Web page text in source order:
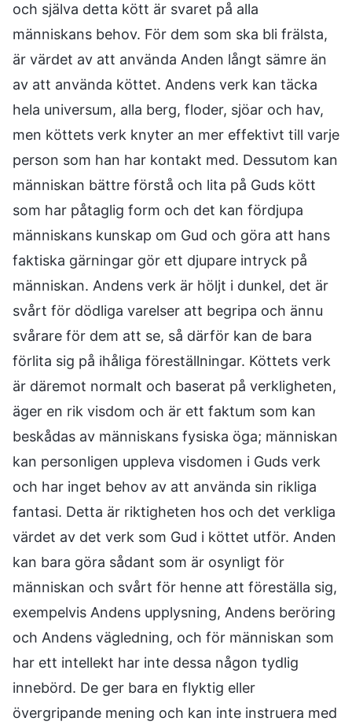
och själva detta kött är svaret på alla
människans behov. För dem som ska bli frälsta,
är värdet av att använda Anden långt sämre än
av att använda köttet. Andens verk kan täcka
hela universum, alla berg, floder, sjöar och hav,
men köttets verk knyter an mer effektivt till varje
person som han har kontakt med. Dessutom kan
människan bättre förstå och lita på Guds kött
som har påtaglig form och det kan fördjupa
människans kunskap om Gud och göra att hans
faktiska gärningar gör ett djupare intryck på
människan. Andens verk är höljt i dunkel, det är
svårt för dödliga varelser att begripa och ännu
svårare för dem att se, så därför kan de bara
förlita sig på ihåliga föreställningar. Köttets verk
är däremot normalt och baserat på verkligheten,
äger en rik visdom och är ett faktum som kan
beskådas av människans fysiska öga; människan
kan personligen uppleva visdomen i Guds verk
och har inget behov av att använda sin rikliga
fantasi. Detta är riktigheten hos och det verkliga
värdet av det verk som Gud i köttet utför. Anden
kan bara göra sådant som är osynligt för
människan och svårt för henne att föreställa sig,
exempelvis Andens upplysning, Andens beröring
och Andens vägledning, och för människan som
har ett intellekt har inte dessa någon tydlig
innebörd. De ger bara en flyktig eller
övergripande mening och kan inte instruera med